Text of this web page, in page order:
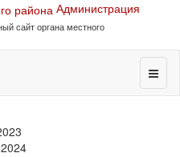
Администрация
сайт органа местного